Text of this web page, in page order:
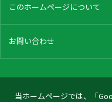
当ホームページでは、「
このホームページについて
お問い合わせ